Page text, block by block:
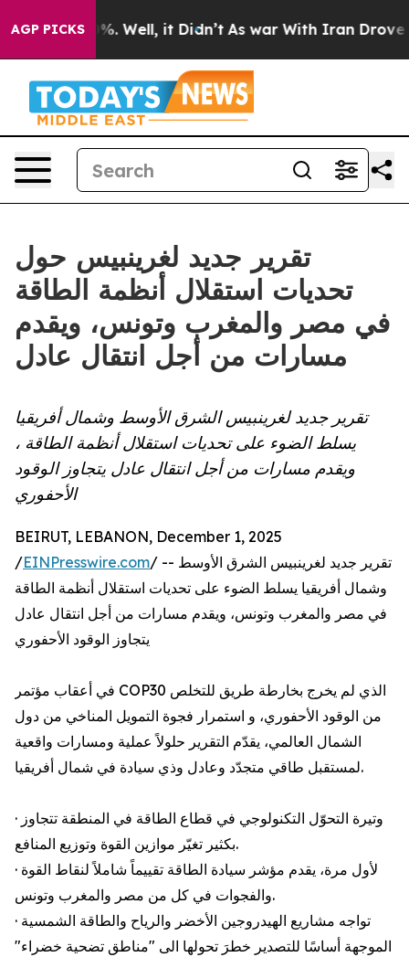
AGP PICKS40%. Well, it Didn’t As war With Iran Drove oil
تقرير جديد لغرينبيس حول
تحديات استقلال أنظمة الطاقة
في مصر والمغرب وتونس، ويقدم
مسارات من أجل انتقال عادل
تقرير جديد لغرينبيس الشرق الأوسط وشمال أفريقيا
يسلط الضوء على تحديات استقلال أنظمة الطاقة ،
ويقدم مسارات من أجل انتقال عادل يتجاوز الوقود
الأحفوري
BEIRUT, LEBANON, December 1, 2025
/EINPresswire.com/ -- تقرير جديد لغرينبيس الشرق الأوسط
وشمال أفريقيا يسلط الضوء على تحديات استقلال أنظمة الطاقة
في مصر والمغرب وتونس، ويقدم مسارات من أجل انتقال عادل
يتجاوز الوقود الأحفوري
في أعقاب مؤتمر COP30 الذي لم يخرج بخارطة طريق للتخلص
من الوقود الأحفوري، و استمرار فجوة التمويل المناخي من دول
الشمال العالمي، يقدّم التقرير حلولاً عملية ومسارات واقعية
لمستقبل طاقي متجدّد وعادل وذي سيادة في شمال أفريقيا.
· وتيرة التحوّل التكنولوجي في قطاع الطاقة في المنطقة تتجاوز
بكثير تغيّر موازين القوة وتوزيع المنافع.
· لأول مرة، يقدم مؤشر سيادة الطاقة تقييماً شاملاً لنقاط القوة
والفجوات في كل من مصر والمغرب وتونس.
· تواجه مشاريع الهيدروجين الأخضر والرياح والطاقة الشمسية
الموجهة أساسًا للتصدير خطرَ تحولها الى "مناطق تضحية خضراء"